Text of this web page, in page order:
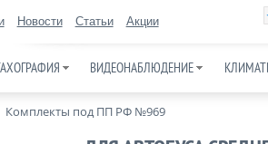
Новости Статьи Акции
ВИДЕОНАБЛЮДЕНИЕ
Комплекты под ПП РФ №969